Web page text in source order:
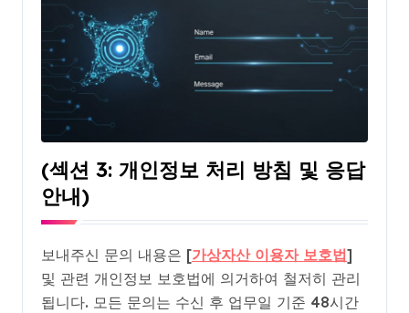
(섹션 3: 개인정보 처리 방침 및 응답
안내)
보내주신 문의 내용은 [가상자산 이용자 보호법]
및 관련 개인정보 보호법에 의거하여 철저히 관리
됩니다. 모든 문의는 수신 후 업무일 기준 48시간